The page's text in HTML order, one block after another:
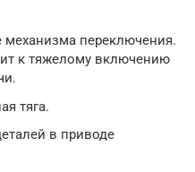
переключения.
к тяжелому включению
тяга.
в приводе